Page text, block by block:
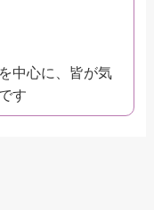
中心に、皆が気
す